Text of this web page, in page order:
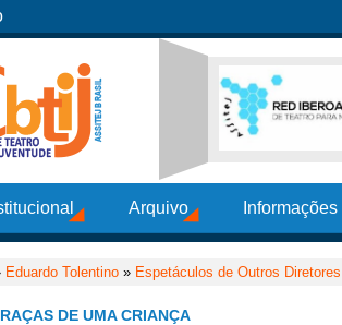
Arquivo
Eduardo Tolentino » Espetáculos de Outros
DE UMA CRIANÇA